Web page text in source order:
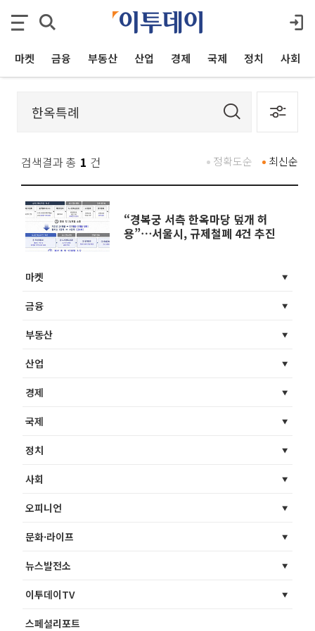
마켓 금융 부동산 산업 경제 국제 정치 사회
검색결과 총 1 건 최신순
정확도순
“경복궁 서측 한옥마당 덮개 허
용”⋯서울시, 규제철폐 4건 추진
마켓
금융
부동산
산업
경제
국제
정치
사회
오피니언
문화·라이프
뉴스발전소
이투데이TV
스페셜리포트